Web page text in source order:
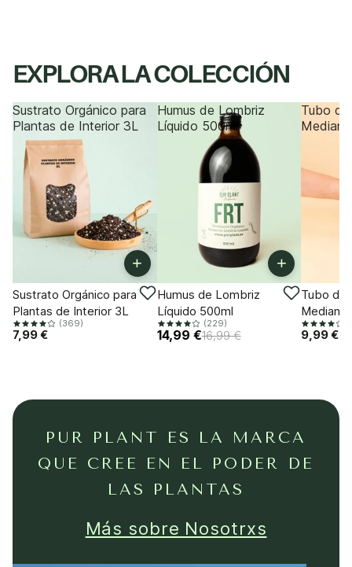
EXPLORA LA COLECCIÓN
Sustrato Orgánico para
Plantas de Interior 3L
+
Sustrato Orgánico para
Plantas de Interior 3L
(369)
7,99 €
Humus de Lombriz
Líquido 500ml
-11%
+
Humus de Lombriz
Líquido 500ml
(229)
14,99 €16,99 €
Tubo
Mediano
Tubo de
Mediano
9,99 €
PUR PLANT ES LA MARCA
QUE CREE EN EL PODER DE
LAS PLANTAS
Más sobre Nosotrxs